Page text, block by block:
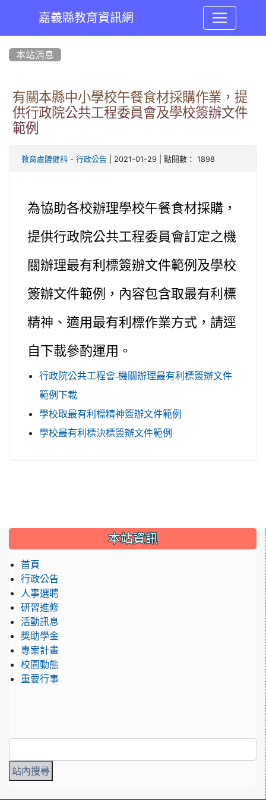
嘉義縣教育資訊網
本站消息
有關本縣中小學校午餐食材採購作業，提
供行政院公共工程委員會及學校簽辦文件
範例
教育處體健科 - 行政公告 | 2021-01-29 | 點閱數： 1898
為協助各校辦理學校午餐食材採購，
提供行政院公共工程委員會訂定之機
關辦理最有利標簽辦文件範例及學校
簽辦文件範例，內容包含取最有利標
精神、適用最有利標作業方式，請逕
自下載參酌運用。
行政院公共工程會-機關辦理最有利標簽辦文件
範例下載
學校取最有利標精神簽辦文件範例
學校最有利標決標簽辦文件範例
::: 本站資訊
首頁
行政公告
人事選聘
研習進修
活動訊息
獎助學金
專案計畫
校園動態
重要行事